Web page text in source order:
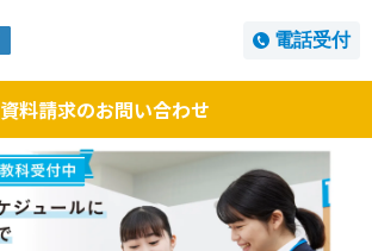
電話受付
資料請求のお問い合わせ